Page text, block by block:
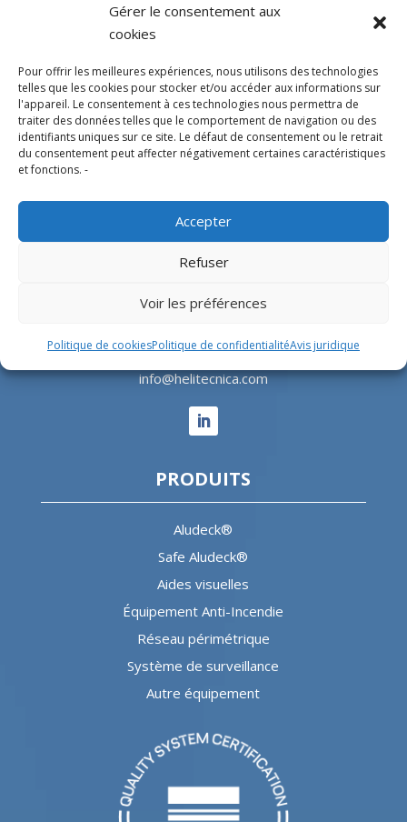
Gérer le consentement aux
cookies
Pour offrir les meilleures expériences, nous utilisons des technologies
telles que les cookies pour stocker et/ou accéder aux informations sur
l'appareil. Le consentement à ces technologies nous permettra de
traiter des données telles que le comportement de navigation ou des
identifiants uniques sur ce site. Le défaut de consentement ou le retrait
du consentement peut affecter négativement certaines caractéristiques
et fonctions. -
Accepter
Refuser
Voir les préférences
Politique de cookiesPolitique de confidentialitéAvis juridique
Experts en conception, fabrication et fourniture
d’hélistations en aluminium et d’équipements
correspondants pour l’industrie offshore et le
SIÈGE SOCIAL
Parque Empresarial L’Horta Vella, Calle 4, 4, 46117
+34 961 250 549
info@helitecnica.com
PRODUITS
Aludeck®
Safe Aludeck®
Aides visuelles
Équipement Anti-Incendie
Réseau périmétrique
Système de surveillance
Autre équipement